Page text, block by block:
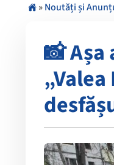
»Noutăți și
📸